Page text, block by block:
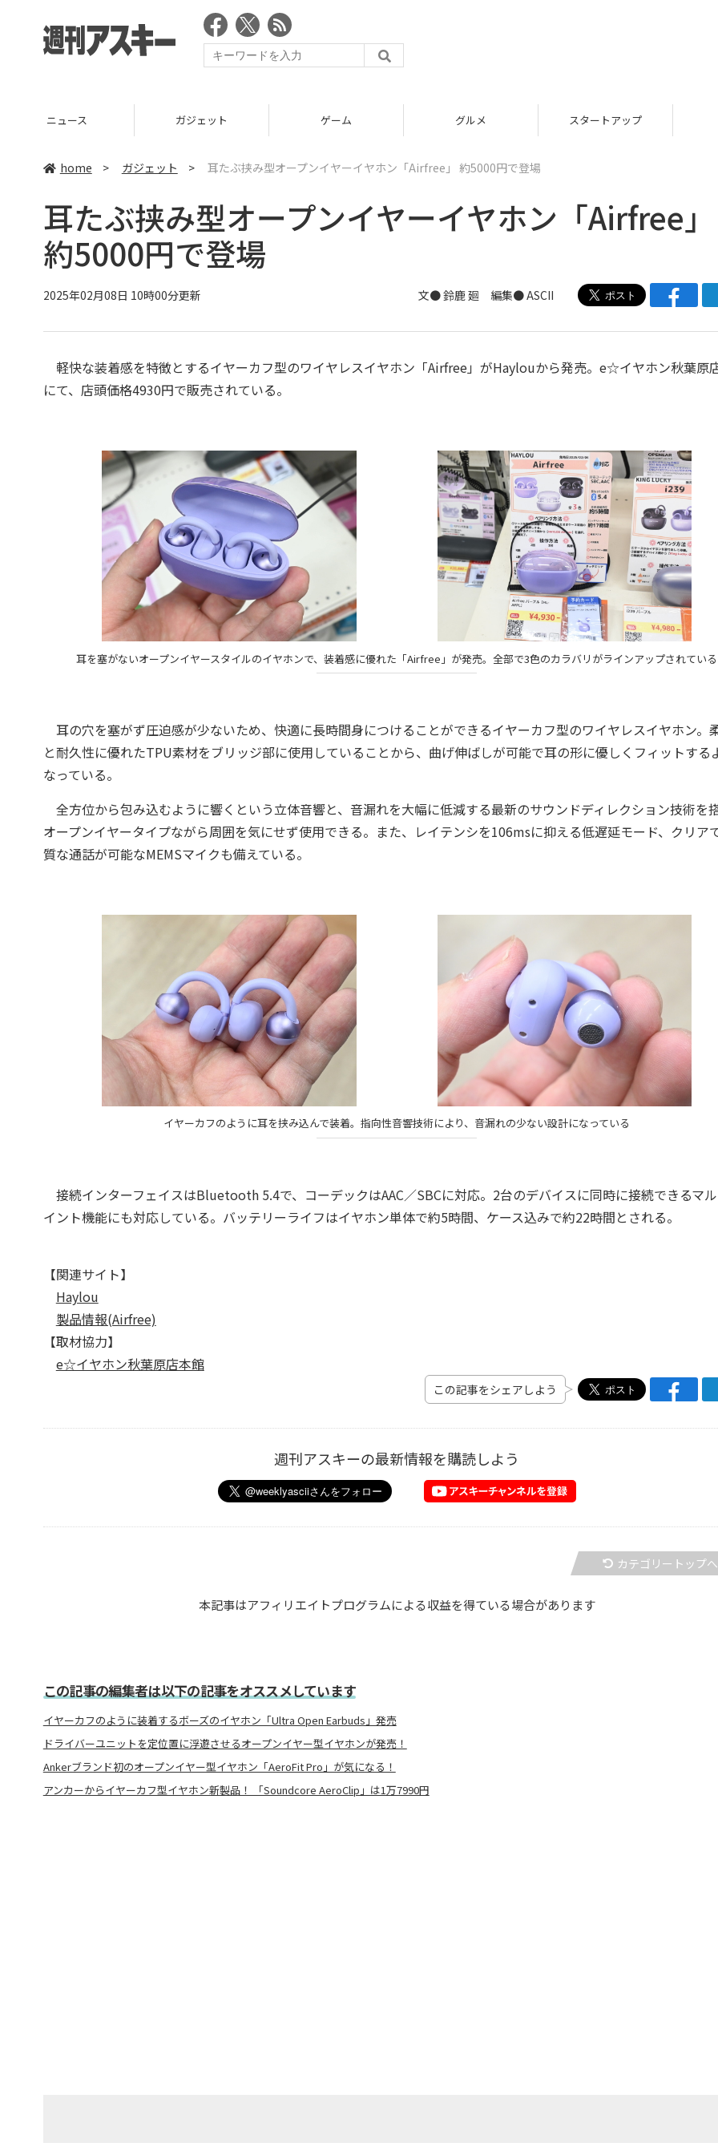
ニュース ガジェット ゲーム グルメ スタートアップ
home > ガジェット > 耳たぶ挟み型オープンイヤーイヤホン「Airfree」 約5000円で登場
耳たぶ挟み型オープンイヤーイヤホン「Airfree」
約5000円で登場
2025年02月08日 10時00分更新 文● 鈴鹿 廻 編集● ASCII
軽快な装着感を特徴とするイヤーカフ型のワイヤレスイヤホン「Airfree」がHaylouから発売。e☆イヤホン秋葉原
にて、店頭価格4930円で販売されている。
耳を塞がないオープンイヤースタイルのイヤホンで、装着感に優れた「Airfree」が発売。全部で3色のカラバリがラインアップされている
耳の穴を塞がず圧迫感が少ないため、快適に長時間身につけることができるイヤーカフ型のワイヤレスイヤホン。
と耐久性に優れたTPU素材をブリッジ部に使用していることから、曲げ伸ばしが可能で耳の形に優しくフィットする
なっている。
全方位から包み込むように響くという立体音響と、音漏れを大幅に低減する最新のサウンドディレクション技術を
オープンイヤータイプながら周囲を気にせず使用できる。また、レイテンシを106msに抑える低遅延モード、クリア
質な通話が可能なMEMSマイクも備えている。
イヤーカフのように耳を挟み込んで装着。指向性音響技術により、音漏れの少ない設計になっている
接続インターフェイスはBluetooth 5.4で、コーデックはAAC／SBCに対応。2台のデバイスに同時に接続できるマ
イント機能にも対応している。バッテリーライフはイヤホン単体で約5時間、ケース込みで約22時間とされる。
【関連サイト】
Haylou
製品情報(Airfree)
【取材協力】
e☆イヤホン秋葉原店本館
この記事をシェアしよう
週刊アスキーの最新情報を購読しよう
カテゴリートップへ
本記事はアフィリエイトプログラムによる収益を得ている場合があります
この記事の編集者は以下の記事をオススメしています
イヤーカフのように装着するボーズのイヤホン「Ultra Open Earbuds」発売
ドライバーユニットを定位置に浮遊させるオープンイヤー型イヤホンが発売！
Ankerブランド初のオープンイヤー型イヤホン「AeroFit Pro」が気になる！
アンカーからイヤーカフ型イヤホン新製品！ 「Soundcore AeroClip」は1万7990円